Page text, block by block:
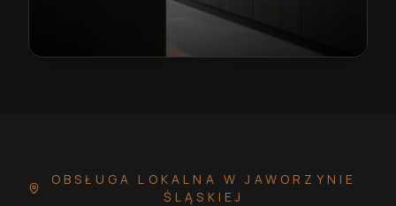
OBSŁUGA LOKALNAW JAWORZYNIE
ŚLĄSKIEJ